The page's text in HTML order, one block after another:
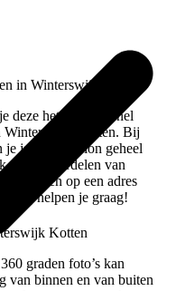
in Winterswijk Kotten
deze het liefst zo snel
Winterswijk Kotten. Bij
je jouw occasion geheel
en de voordelen van
Afleveren op een adres
Wij helpen je graag!
Kotten
graden foto’s kan
van binnen en van buiten